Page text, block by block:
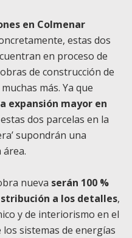
en Colmenar
estas dos
en proceso de
de construcción de
más. Ya que
expansión mayor en
dos parcelas en la
supondrán una
nueva serán 100 %
a los detalles,
y de interiorismo en el
sistemas de energías